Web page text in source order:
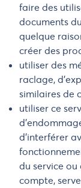
faire des
documents
quelque
créer des
utiliser des
raclage,
similaires de
utiliser ce
d'interférer
du service ou
compte,